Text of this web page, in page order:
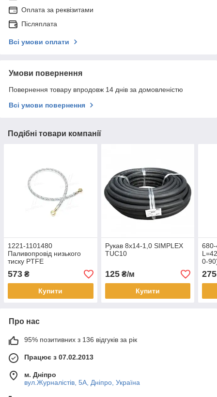
Оплата за реквізитами
Післяплата
Всі умови оплати
Умови повернення
Повернення товару впродовж 14 днів за домовленістю
Всі умови повернення
Подібні товари компанії
1221-1101480
Паливопровід низького
тиску PTFE
нержавіючий.обплетення(L=2300мм
під зливний болт М14
573 ₴
Купити
Рукав 8х14-1,0 SIMPLEX
TUC10
125₴/м
Купити
0-
275
Про нас
95% позитивних з 136 відгуків за рік
Працює з 07.02.2013
м. Дніпро
вул.Журналістів, 5А, Дніпро, Україна